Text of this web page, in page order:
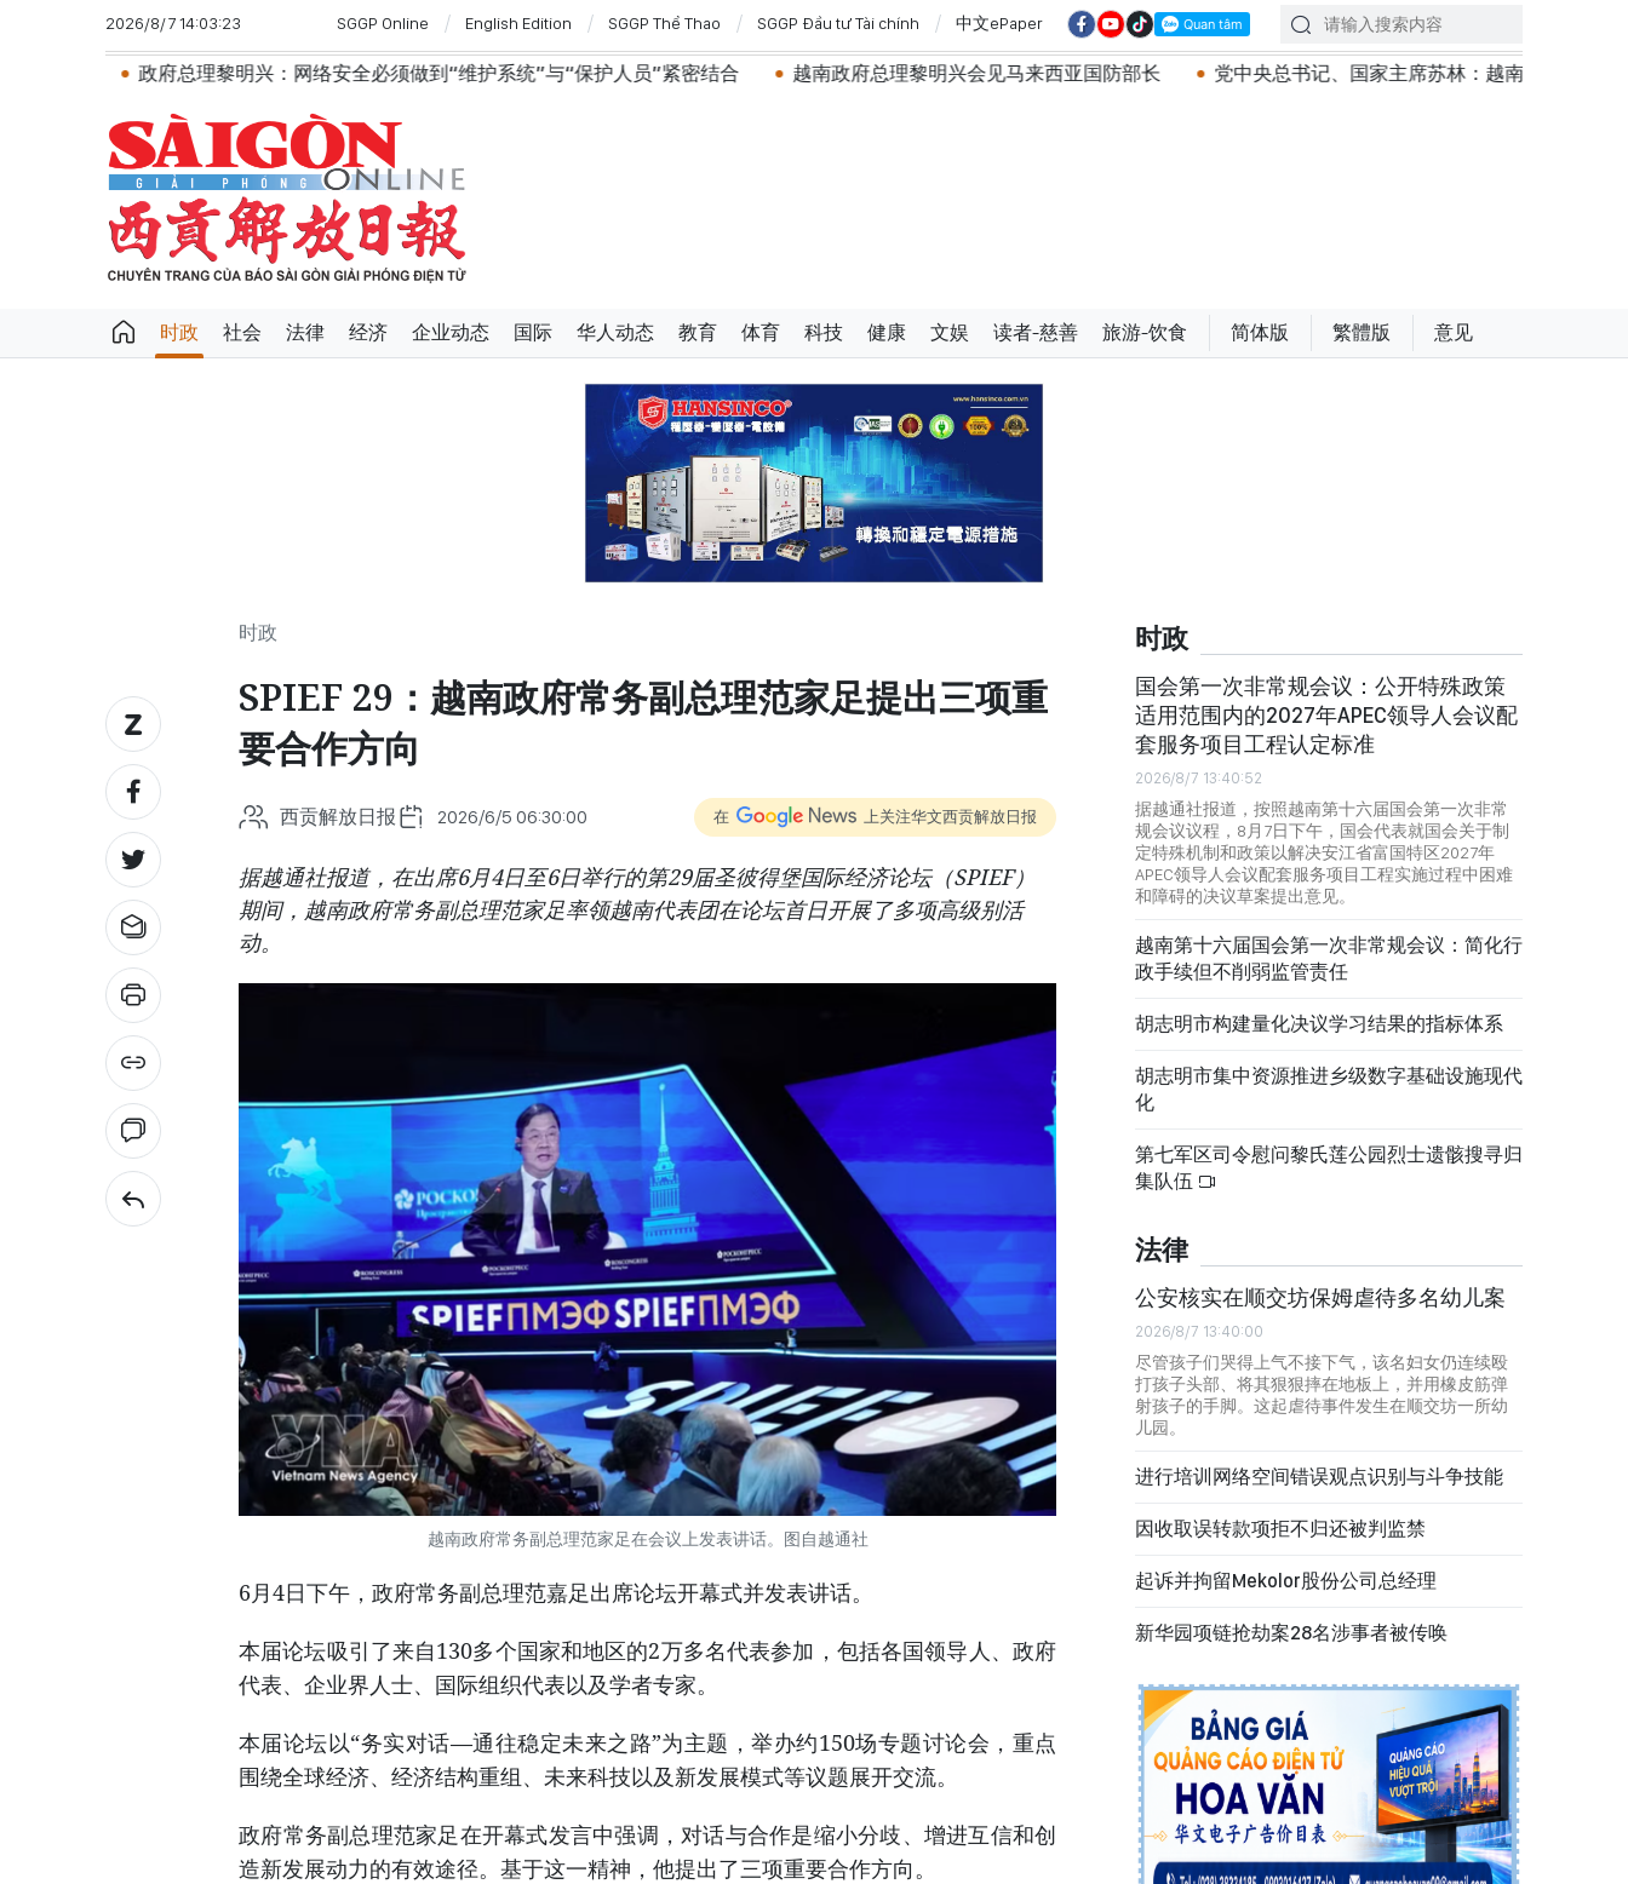
2026/8/7 14:03:23 SGGP Online English Edition SGGP Thể Thao SGGP Đầu tư Tài chính 中文ePaper
理黎明兴：网络安全必须做到“维护系统”与“保护人员”紧密结合 越南政府总理黎明兴会见马来西亚国防部长 党中央总书记、国家主席苏林：越南与马来西亚关系日益活跃
时政 社会 法律 经济 企业动态 国际 华人动态 教育 体育 科技 健康 文娱 读者-慈善 旅游-饮食 简体版 繁體版 意见
时政
SPIEF 29：越南政府常务副总理范家足提出三项重
要合作方向
西贡解放日报 2026/6/5 06:30:00 在 上关注华文西贡解放日报
据越通社报道，在出席6月4日至6日举行的第29届圣彼得堡国际经济论坛（SPIEF）
期间，越南政府常务副总理范家足率领越南代表团在论坛首日开展了多项高级别活
动。
越南政府常务副总理范家足在会议上发表讲话。图自越通社
6月4日下午，政府常务副总理范嘉足出席论坛开幕式并发表讲话。
本届论坛吸引了来自130多个国家和地区的2万多名代表参加，包括各国领导人、政府
代表、企业界人士、国际组织代表以及学者专家。
本届论坛以“务实对话—通往稳定未来之路”为主题，举办约150场专题讨论会，重点
围绕全球经济、经济结构重组、未来科技以及新发展模式等议题展开交流。
政府常务副总理范家足在开幕式发言中强调，对话与合作是缩小分歧、增进互信和创
造新发展动力的有效途径。基于这一精神，他提出了三项重要合作方向。
时政
国会第一次非常规会议：公开特殊政策
适用范围内的2027年APEC领导人会议配
套服务项目工程认定标准
2026/8/7 13:40:52
据越通社报道，按照越南第十六届国会第一次非常
规会议议程，8月7日下午，国会代表就国会关于制
定特殊机制和政策以解决安江省富国特区2027年
APEC领导人会议配套服务项目工程实施过程中困难
和障碍的决议草案提出意见。
越南第十六届国会第一次非常规会议：简化行
政手续但不削弱监管责任
胡志明市构建量化决议学习结果的指标体系
胡志明市集中资源推进乡级数字基础设施现代
化
第七军区司令慰问黎氏莲公园烈士遗骸搜寻归
集队伍
法律
公安核实在顺交坊保姆虐待多名幼儿案
2026/8/7 13:40:00
尽管孩子们哭得上气不接下气，该名妇女仍连续殴
打孩子头部、将其狠狠摔在地板上，并用橡皮筋弹
射孩子的手脚。这起虐待事件发生在顺交坊一所幼
儿园。
进行培训网络空间错误观点识别与斗争技能
因收取误转款项拒不归还被判监禁
起诉并拘留Mekolor股份公司总经理
新华园项链抢劫案28名涉事者被传唤